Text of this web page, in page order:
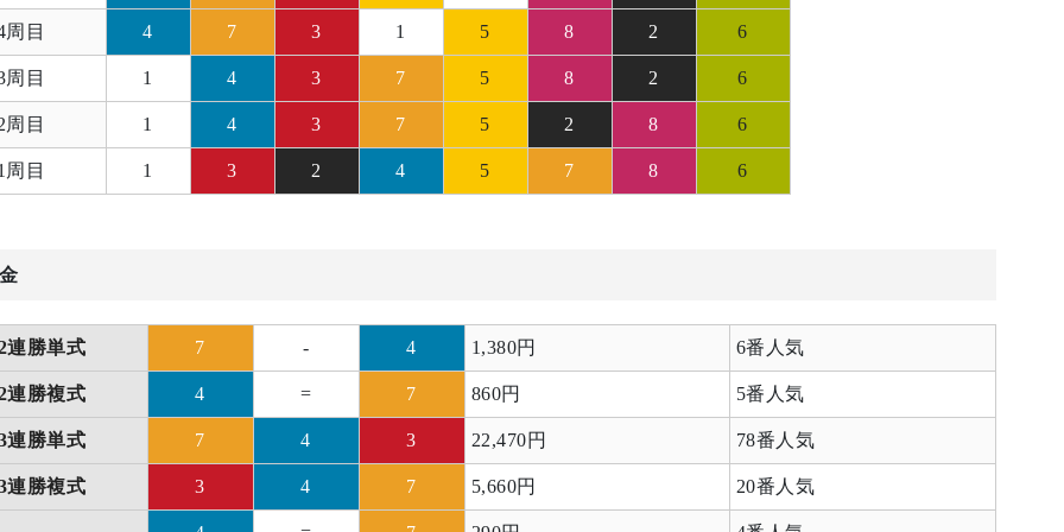
周目 4 7 3 1 5 8 2 6
周目 1 4 3 7 5 8 2 6
周目 1 4 3 7 5 2 8 6
周目 1 3 2 4 5 7 8 6
連勝単式 7 - 4 1,380円 6番人気
連勝複式 4 = 7 860円 5番人気
連勝単式 7 4 3 22,470円 78番人気
連勝複式 3 4 7 5,660円 20番人気